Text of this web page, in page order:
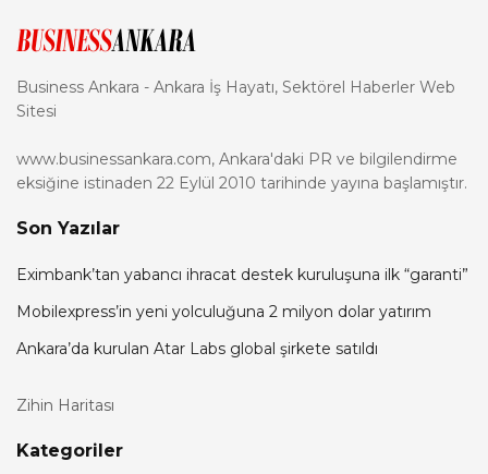
Business Ankara - Ankara İş Hayatı, Sektörel Haberler Web
Sitesi
www.businessankara.com, Ankara'daki PR ve bilgilendirme
eksiğine istinaden 22 Eylül 2010 tarihinde yayına başlamıştır.
Son Yazılar
Eximbank’tan yabancı ihracat destek kuruluşuna ilk “garanti”
Mobilexpress’in yeni yolculuğuna 2 milyon dolar yatırım
Ankara’da kurulan Atar Labs global şirkete satıldı
Zihin Haritası
Kategoriler